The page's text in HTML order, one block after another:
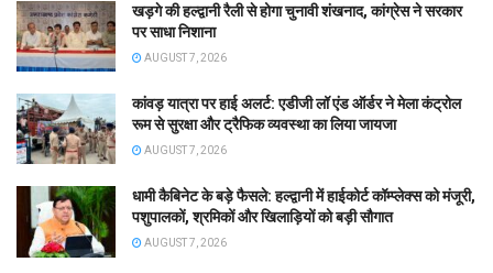
खड़गे की हल्द्वानी रैली से होगा चुनावी शंखनाद, कांग्रेस ने सरकार
पर साधा निशाना
AUGUST 7, 2026
कांवड़ यात्रा पर हाई अलर्ट: एडीजी लॉ एंड ऑर्डर ने मेला कंट्रोल
रूम से सुरक्षा और ट्रैफिक व्यवस्था का लिया जायजा
AUGUST 7, 2026
धामी कैबिनेट के बड़े फैसले: हल्द्वानी में हाईकोर्ट कॉम्प्लेक्स को मंजूरी,
पशुपालकों, श्रमिकों और खिलाड़ियों को बड़ी सौगात
AUGUST 7, 2026